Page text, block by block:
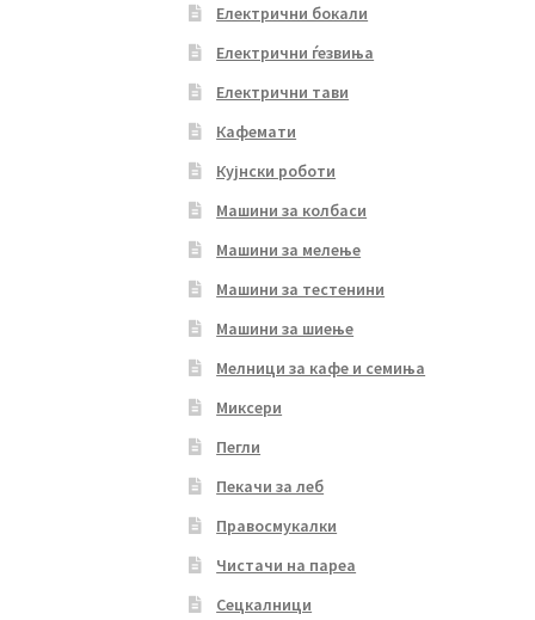
Електрични бокали
Електрични ѓезвиња
Електрични тави
Кафемати
Кујнски роботи
Машини за колбаси
Машини за мелење
Машини за тестенини
Машини за шиење
Мелници за кафе и семиња
Миксери
Пегли
Пекачи за леб
Правосмукалки
Чистачи на пареа
Сецкалници